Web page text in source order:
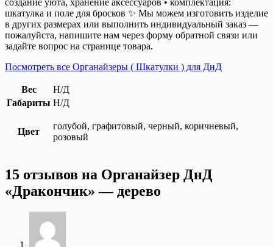
создание уюта, хранение аксессуаров • комплектация:
шкатулка и поле для бросков ✨ Мы можем изготовить изделие
в других размерах или выполнить индивидуальный заказ —
пожалуйста, напишите нам через форму обратной связи или
задайте вопрос на странице товара.
Посмотреть все Органайзеры ( Шкатулки ) для ДнД
Вес
Н/Д
Габариты Н/Д
Цвет
голубой, графитовый, черный, коричневый,
розовый
15 отзывов на Органайзер ДнД
«Дракончик» — дерево